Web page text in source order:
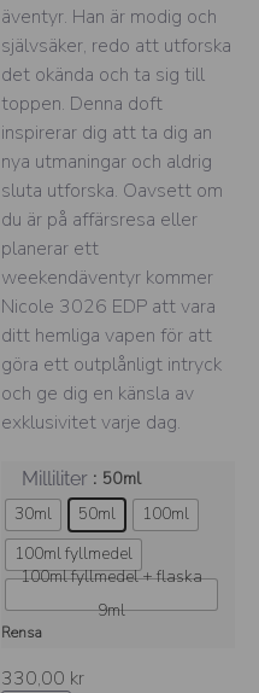
äventyr. Han är modig och
självsäker, redo att utforska
det okända och ta sig till
toppen. Denna doft
inspirerar dig att ta dig an
nya utmaningar och aldrig
sluta utforska. Oavsett om
du är på affärsresa eller
planerar ett
weekendäventyr kommer
Nicole 3026 EDP att vara
ditt hemliga vapen för att
göra ett outplånligt intryck
och ge dig en känsla av
exklusivitet varje dag.
Milliliter : 50ml
30ml 50ml
100ml
100ml fyllmedel
100ml fyllmedel + flaska
9ml
Rensa
330,00 kr